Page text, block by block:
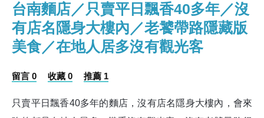
台南麵店／只賣平日飄香40多年／沒
有店名隱身大樓內／老饕帶路隱藏版
美食／在地人居多沒有觀光客
留言 0 收藏 0 推薦 1
只賣平日飄香40多年的麵店，沒有店名隱身大樓內，會來